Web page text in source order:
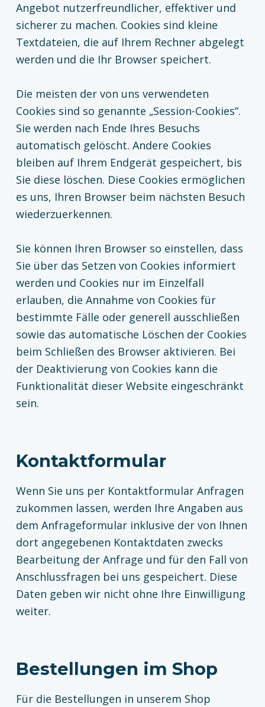
Angebot nutzerfreundlicher, effektiver und
sicherer zu machen. Cookies sind kleine
Textdateien, die auf Ihrem Rechner abgelegt
werden und die Ihr Browser speichert.
Die meisten der von uns verwendeten
Cookies sind so genannte „Session-Cookies“.
Sie werden nach Ende Ihres Besuchs
automatisch gelöscht. Andere Cookies
bleiben auf Ihrem Endgerät gespeichert, bis
Sie diese löschen. Diese Cookies ermöglichen
es uns, Ihren Browser beim nächsten Besuch
wiederzuerkennen.
Sie können Ihren Browser so einstellen, dass
Sie über das Setzen von Cookies informiert
werden und Cookies nur im Einzelfall
erlauben, die Annahme von Cookies für
bestimmte Fälle oder generell ausschließen
sowie das automatische Löschen der Cookies
beim Schließen des Browser aktivieren. Bei
der Deaktivierung von Cookies kann die
Funktionalität dieser Website eingeschränkt
sein.
Kontaktformular
Wenn Sie uns per Kontaktformular Anfragen
zukommen lassen, werden Ihre Angaben aus
dem Anfrageformular inklusive der von Ihnen
dort angegebenen Kontaktdaten zwecks
Bearbeitung der Anfrage und für den Fall von
Anschlussfragen bei uns gespeichert. Diese
Daten geben wir nicht ohne Ihre Einwilligung
weiter.
Bestellungen im Shop
Für die Bestellungen in unserem Shop